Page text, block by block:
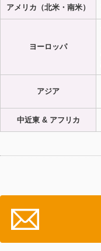
アメリカ（北米・南米）
ヨーロッパ
アジア
中近東 & アフリカ